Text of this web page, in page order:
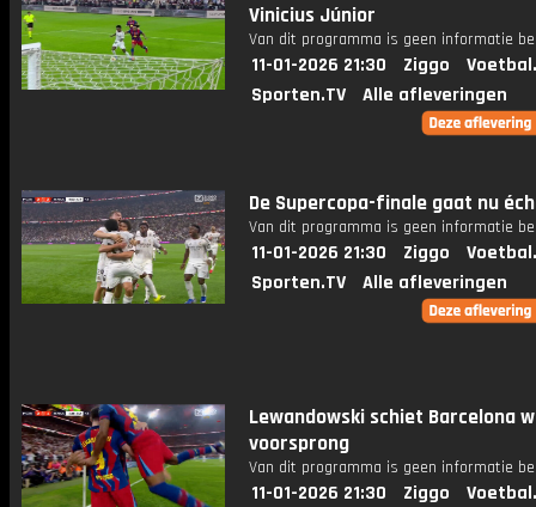
Vinicius Júnior
Van dit programma is geen informatie
11-01-2026 21:30 Ziggo
Sporten.TV
Alle afleveringen
De Supercopa-finale gaat nu
Van dit programma is geen informatie
11-01-2026 21:30 Ziggo
Sporten.TV
Alle afleveringen
Lewandowski schiet Barcelona
voorsprong
Van dit programma is geen informatie
11-01-2026 21:30 Ziggo